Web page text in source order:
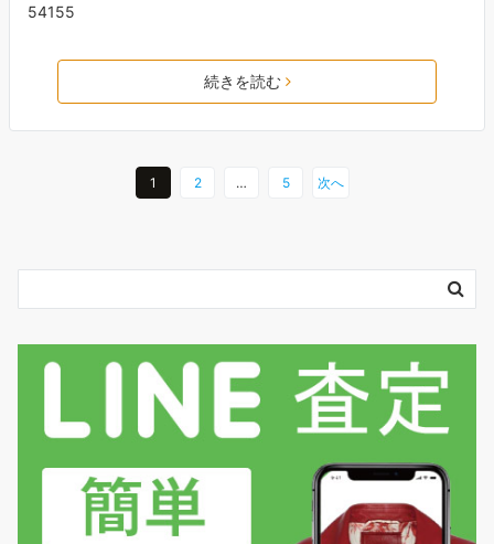
54155
続きを読む
1 2 … 5 次へ